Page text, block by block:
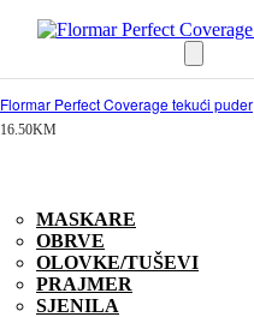
Flormar Perfect Coverage tekući puder
16.50KM
MASKARE
OBRVE
OLOVKE/TUŠEVI
PRAJMER
SJENILA